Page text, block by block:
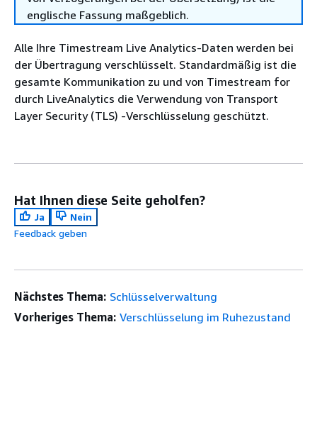
englische Fassung maßgeblich.
Alle Ihre Timestream Live Analytics-Daten werden bei
der Übertragung verschlüsselt. Standardmäßig ist die
gesamte Kommunikation zu und von Timestream for
durch LiveAnalytics die Verwendung von Transport
Layer Security (TLS) -Verschlüsselung geschützt.
Hat Ihnen diese Seite geholfen?
Ja
Nein
Feedback geben
Nächstes Thema: Schlüsselverwaltung
Vorheriges Thema: Verschlüsselung im Ruhezustand